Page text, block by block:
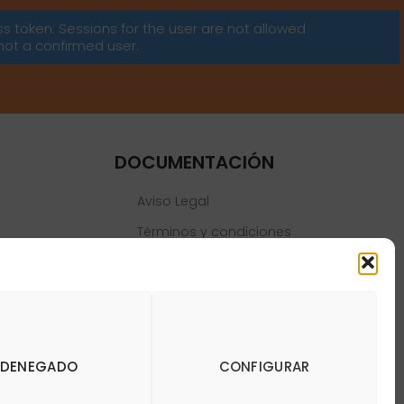
DENEGADO CONFIGURAR
token: Sessions for the user are not allowed
a confirmed user.
DOCUMENTACIÓN
Aviso Legal
Términos y condiciones